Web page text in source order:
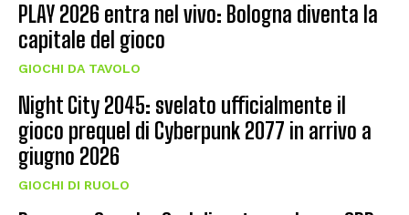
PLAY 2026 entra nel vivo: Bologna diventa la
capitale del gioco
GIOCHI DA TAVOLO
Night City 2045: svelato ufficialmente il
gioco prequel di Cyberpunk 2077 in arrivo a
giugno 2026
GIOCHI DI RUOLO